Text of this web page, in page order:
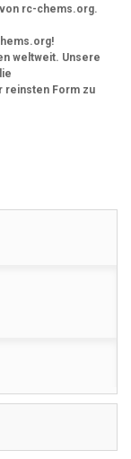
von rc-chems.org.
weltweit. Unsere
reinsten Form zu